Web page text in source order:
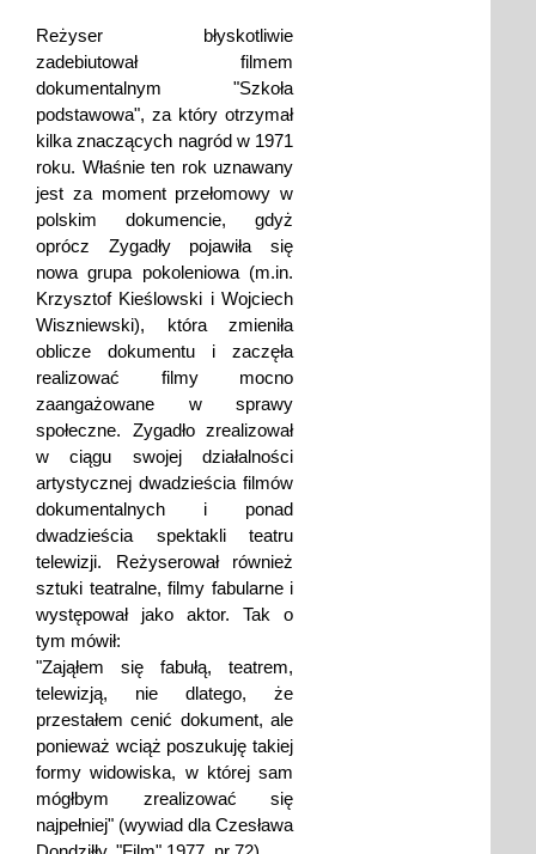
Reżyser błyskotliwie
zadebiutował filmem
dokumentalnym "Szkoła
podstawowa", za który otrzymał
kilka znaczących nagród w 1971
roku. Właśnie ten rok uznawany
jest za moment przełomowy w
polskim dokumencie, gdyż
oprócz Zygadły pojawiła się
nowa grupa pokoleniowa (m.in.
Krzysztof Kieślowski i Wojciech
Wiszniewski), która zmieniła
oblicze dokumentu i zaczęła
realizować filmy mocno
zaangażowane w sprawy
społeczne. Zygadło zrealizował
w ciągu swojej działalności
artystycznej dwadzieścia filmów
dokumentalnych i ponad
dwadzieścia spektakli teatru
telewizji. Reżyserował również
sztuki teatralne, filmy fabularne i
występował jako aktor. Tak o
tym mówił:
"Zająłem się fabułą, teatrem,
telewizją, nie dlatego, że
przestałem cenić dokument, ale
ponieważ wciąż poszukuję takiej
formy widowiska, w której sam
mógłbym zrealizować się
najpełniej" (wywiad dla Czesława